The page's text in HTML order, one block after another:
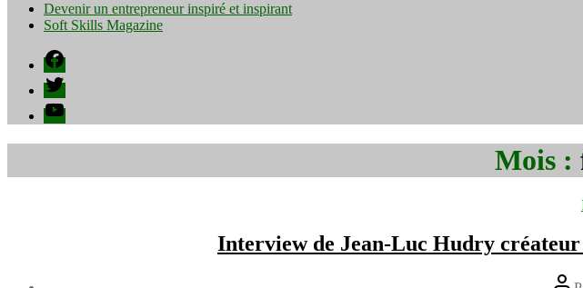
Devenir un entrepreneur inspiré et inspirant
Soft Skills Magazine
Facebook
Twitter
YouTube
Mois :
Interview de Jean-Luc Hudry